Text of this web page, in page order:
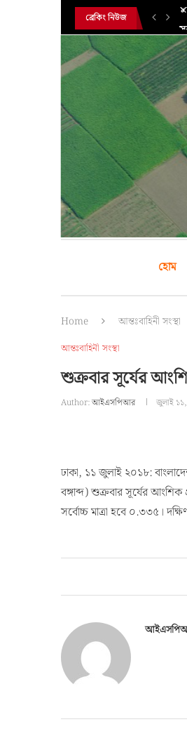
ব্রেকিং নিউজ
হোম
Home আন্তঃবাহিনী সংস্থা
আন্তঃবাহিনী সংস্থা
শুক্রবার সূর্যের
Author:আইএসপিআর জুলাই
ঢাকা, ১১ জুলাই ২০১৮:
বঙ্গাব্দ) শুক্রবার সূর্যের আংশিক
সর্বোচ্চ মাত্রা হবে ০.৩৩৫।